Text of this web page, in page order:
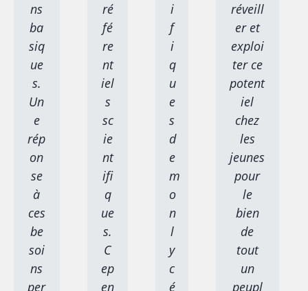
ns
ba
siq
ue
s.
Un
e
rép
on
se
à
ces
be
soi
ns
per
ré
fé
re
nt
iel
s
sc
ie
nt
ifi
q
ue
s.
C
ep
en
i
f
i
q
u
e
s
d
e
m
o
n
l
y
c
é
réveill
er et
exploi
ter ce
potent
iel
chez
les
jeunes
pour
le
bien
de
tout
un
peupl